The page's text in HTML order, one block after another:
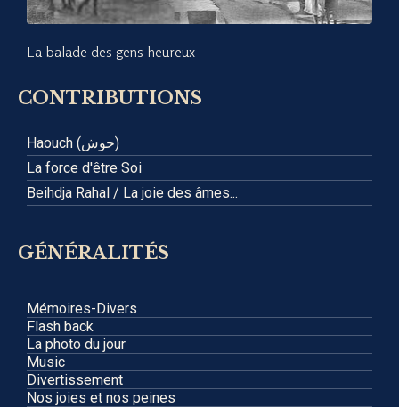
La balade des gens heureux
CONTRIBUTIONS
Haouch (حوش)
La force d'être Soi
Beihdja Rahal / La joie des âmes...
GÉNÉRALITÉS
Mémoires-Divers
Flash back
La photo du jour
Music
Divertissement
Nos joies et nos peines